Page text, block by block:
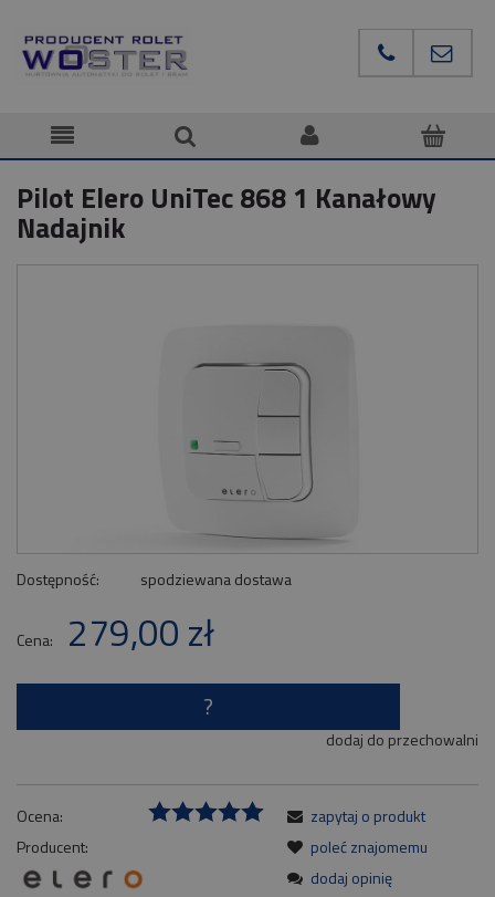
Pilot Elero UniTec 868 1 Kanałowy
Nadajnik
Dostępność: spodziewana dostawa
Cena: 279,00 zł
?
dodaj do przechowalni
Ocena:
Producent:
zapytaj o produkt
poleć znajomemu
dodaj opinię